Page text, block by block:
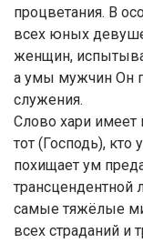
процветания. В
всех юных
женщин,
а умы мужчин Он
служения.
Слово хари имеет
тот (Господь), кто
похищает ум
трансцендентной
самые тяжёлые
всех страданий и